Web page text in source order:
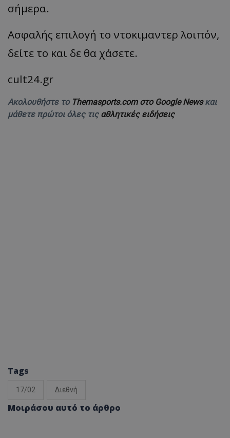
σήμερα.
Ασφαλής επιλογή το ντοκιμαντερ λοιπόν,
δείτε το και δε θα χάσετε.
cult24.gr
Ακολουθήστε το Themasports.com στο Google Newsκαι
μάθετε πρώτοι όλες τις αθλητικές ειδήσεις
Tags
17/02 Διεθνή
Μοιράσου αυτό το άρθρο